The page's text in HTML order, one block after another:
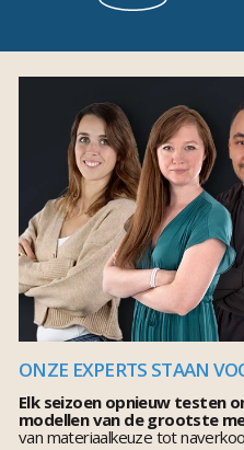
ONZE EXPERTS STAAN
Elk seizoen opnieuw testen
modellen van de grootste
van materiaalkeuze tot